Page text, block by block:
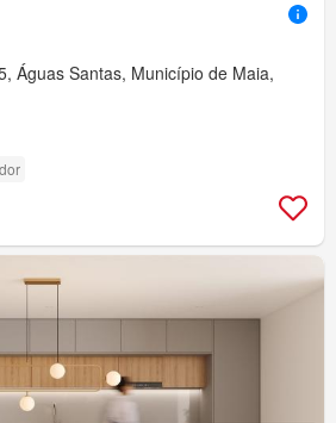
Águas Santas, Município de Maia,